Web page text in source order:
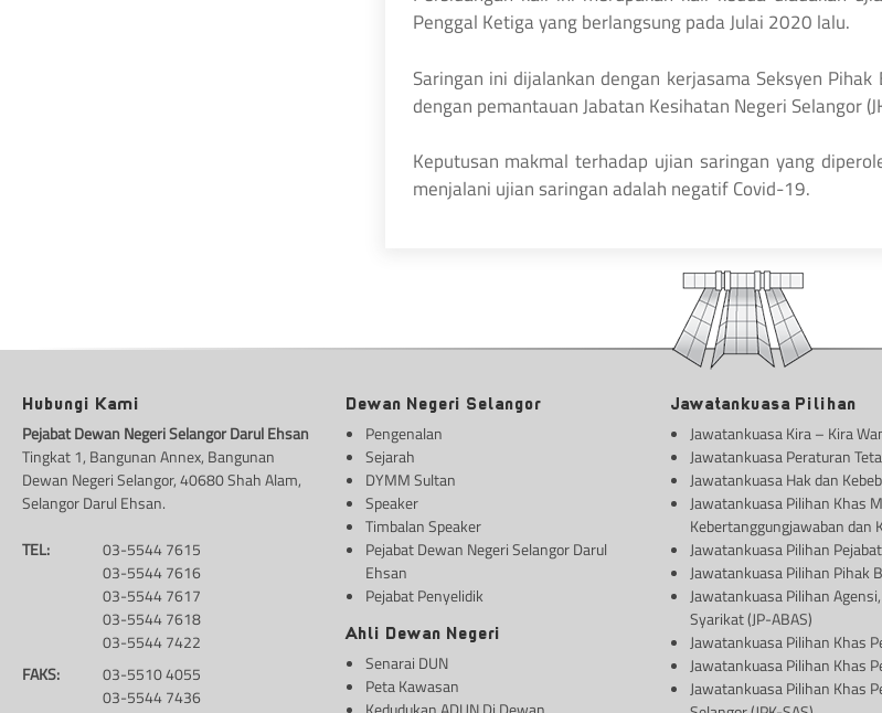
Penggal Ketiga yang berlangsung pada Julai 2020 lalu.
Saringan ini dijalankan dengan kerjasama Seksyen
dengan pemantauan Jabatan Kesihatan Negeri Selangor
Keputusan makmal terhadap ujian saringan yang
menjalani ujian saringan adalah negatif Covid-19.
Hubungi Kami
Pejabat Dewan Negeri Selangor Darul Ehsan
Tingkat 1, Bangunan Annex, Bangunan
Dewan Negeri Selangor, 40680 Shah Alam,
Selangor Darul Ehsan.
TEL:
03-5544 7615
03-5544 7616
03-5544 7617
03-5544 7618
03-5544 7422
FAKS:
03-5510 4055
03-5544 7436
Dewan Negeri Selangor
Pengenalan
Sejarah
DYMM Sultan
Speaker
Timbalan Speaker
Pejabat Dewan Negeri Selangor Darul
Ehsan
Pejabat Penyelidik
Ahli Dewan Negeri
Senarai DUN
Peta Kawasan
Jawatankuasa Pilihan
Jawatankuasa Kira – Kira
Jawatankuasa Peraturan
Jawatankuasa Hak dan
Jawatankuasa Pilihan Khas
Kebertanggungjawaban dan
Jawatankuasa Pilihan
Jawatankuasa Pilihan Pihak
Jawatankuasa Pilihan
Syarikat (JP-ABAS)
Jawatankuasa Pilihan Khas
Jawatankuasa Pilihan Khas
Jawatankuasa Pilihan Khas